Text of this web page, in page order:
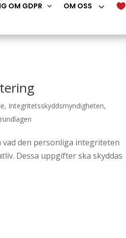
3
OM GDPR 3
OM OSS 
, Integritetsskyddsmyndigheten,
den personliga integriteten
Dessa uppgifter ska skyddas